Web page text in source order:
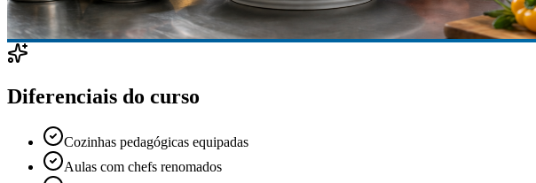
Diferenciais do curso
Cozinhas pedagógicas equipadas
Aulas com chefs renomados